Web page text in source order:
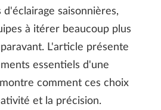
saisonnières,
à itérer beaucoup plus
L'article présente
essentiels d'une
comment ces choix
et la précision.